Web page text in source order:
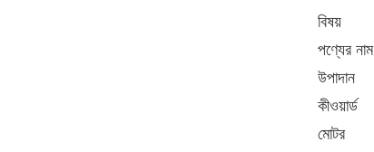
বিষয়
পণ্যের নাম
উপাদান
কীওয়ার্ড
মোটর